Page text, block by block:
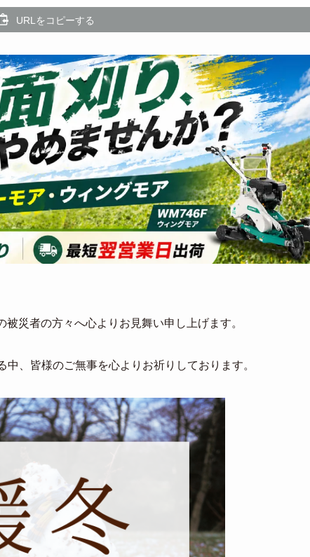
URLをコピーする
災者の方々へ心よりお見舞い申し上げます。
、皆様のご無事を心よりお祈りしております。